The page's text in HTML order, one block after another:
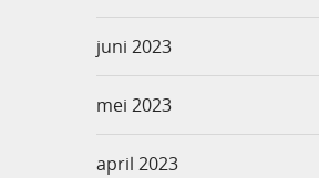
juni 2023
mei 2023
april 2023